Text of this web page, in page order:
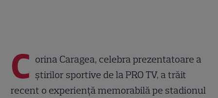
C orina Caragea, celebra prezentatoare a
știrilor sportive de la PRO TV, a trăit
recent o experiență memorabilă pe stadionul